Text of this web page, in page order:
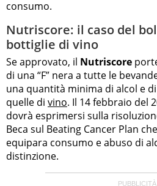
consumo.
Nutriscore: il caso del
bottiglie di vino
Se approvato, il Nutriscore
di una “F” nera a tutte le
una quantità minima di alcol e
quelle di vino. Il 14 febbraio del
dovrà esprimersi sulla
Beca sul Beating Cancer Plan
equipara consumo e abuso di
distinzione.